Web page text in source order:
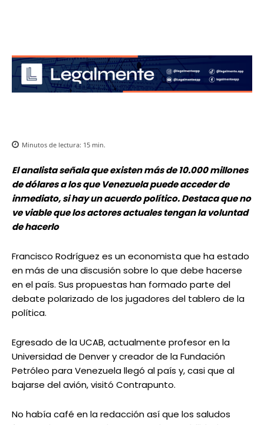
Minutos de lectura: 15 min.
El analista señala que existen más de 10.000 millones
de dólares a los que Venezuela puede acceder de
inmediato, si hay un acuerdo político. Destaca que no
ve viable que los actores actuales tengan la voluntad
de hacerlo
Francisco Rodríguez es un economista que ha estado
en más de una discusión sobre lo que debe hacerse
en el país. Sus propuestas han formado parte del
debate polarizado de los jugadores del tablero de la
política.
Egresado de la UCAB, actualmente profesor en la
Universidad de Denver y creador de la Fundación
Petróleo para Venezuela llegó al país y, casi que al
bajarse del avión, visitó Contrapunto.
No había café en la redacción así que los saludos